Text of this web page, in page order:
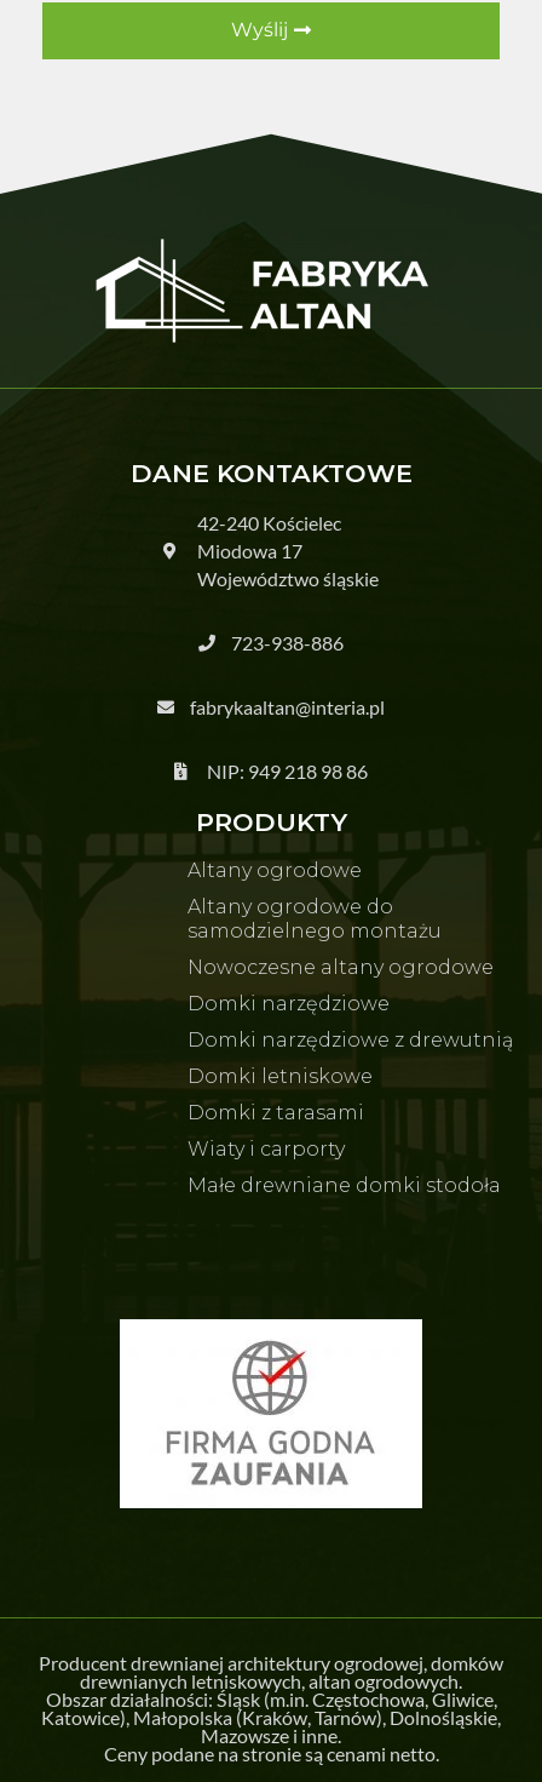
Wyślij
DANE KONTAKTOWE
42-240 Kościelec
Miodowa 17
Województwo śląskie
723-938-886
fabrykaaltan@interia.pl
NIP: 949 218 98 86
PRODUKTY
Altany ogrodowe
Altany ogrodowe do
samodzielnego montażu
Nowoczesne altany ogrodowe
Domki narzędziowe
Domki narzędziowe z drewutnią
Domki letniskowe
Domki z tarasami
Wiaty i carporty
Małe drewniane domki stodoła
Producent drewnianej architektury ogrodowej, domków
drewnianych letniskowych, altan ogrodowych.
Obszar działalności: Śląsk (m.in.Częstochowa,Gliwice,
Katowice), Małopolska (Kraków,Tarnów), Dolnośląskie,
Mazowsze i inne.
Ceny podane na stronie są cenami netto.